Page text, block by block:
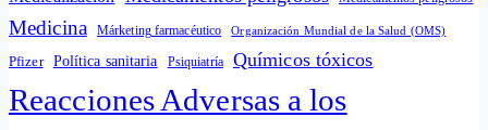
Medicina Márketing farmacéutico Organización Mundial de la Salud (OMS)
Pfizer Política sanitaria Psiquiatría Químicos tóxicos
Reacciones Adversas a los